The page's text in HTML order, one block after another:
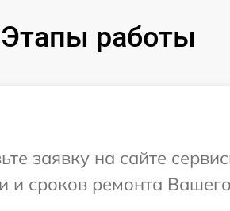
Этапы работы
заявку на сайте
сроков ремонта